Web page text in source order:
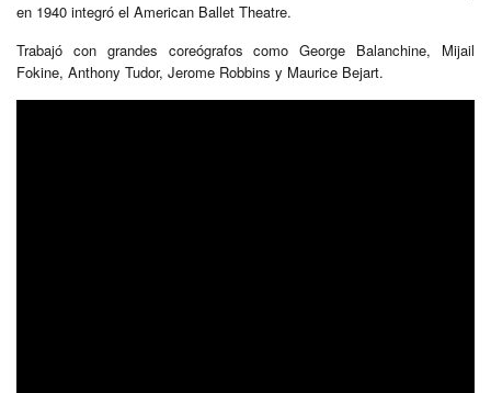
en 1940 integró el American Ballet Theatre.
Trabajó con grandes coreógrafos como George Balanchine, Mijail
Fokine, Anthony Tudor, Jerome Robbins y Maurice Bejart.